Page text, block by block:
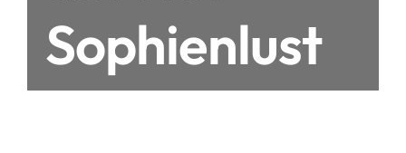
Sophienlust